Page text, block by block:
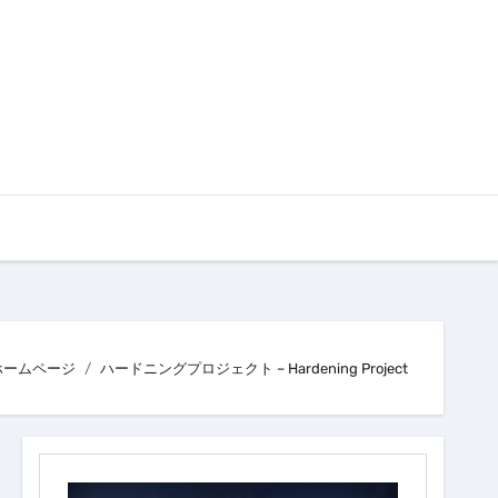
ームページ ハードニングプロジェクト – Hardening Project